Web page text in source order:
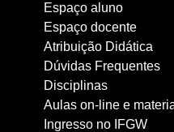
Espaço aluno
Espaço docente
Atribuição Didática
Dúvidas Frequentes
Disciplinas
Aulas on-line e
Ingresso no IFGW